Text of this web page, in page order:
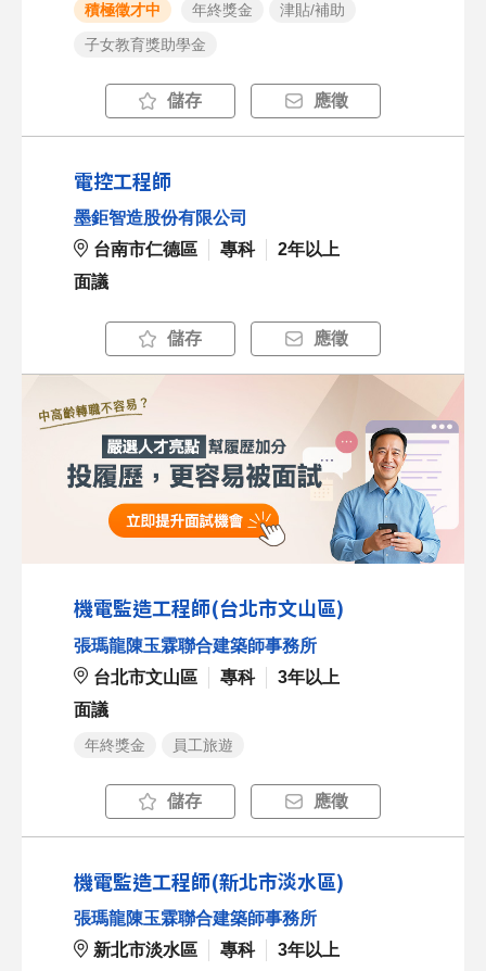
積極徵才中 年終獎金
津貼/補助
子女教育獎助學金
儲存 應徵
電控工程師
墨鉅智造股份有限公司
台南市仁德區
專科
2年以上
面議
儲存 應徵
機電監造工程師(台北市文山區)
張瑪龍陳玉霖聯合建築師事務所
台北市文山區
專科
3年以上
面議
年終獎金 員工旅遊
儲存 應徵
機電監造工程師(新北市淡水區)
張瑪龍陳玉霖聯合建築師事務所
新北市淡水區
專科
3年以上